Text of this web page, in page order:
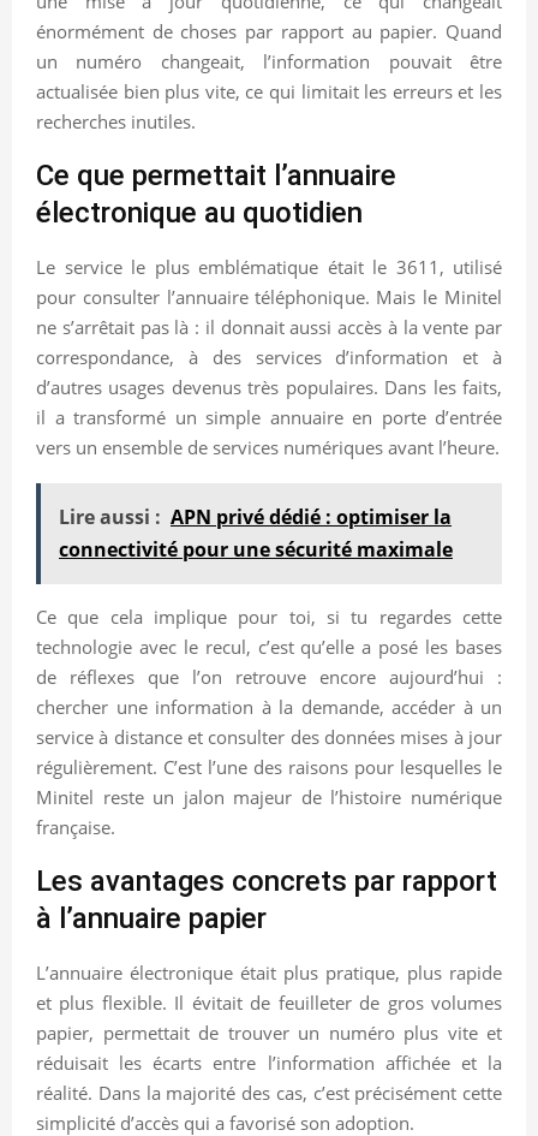
énormément de choses par rapport au papier. Quand
un numéro changeait, l’information pouvait être
actualisée bien plus vite, ce qui limitait les erreurs et les
recherches inutiles.
Ce que permettait l’annuaire
électronique au quotidien
Le service le plus emblématique était le 3611, utilisé
pour consulter l’annuaire téléphonique. Mais le Minitel
ne s’arrêtait pas là : il donnait aussi accès à la vente par
correspondance, à des services d’information et à
d’autres usages devenus très populaires. Dans les faits,
il a transformé un simple annuaire en porte d’entrée
vers un ensemble de services numériques avant l’heure.
Lire aussi : APN privé dédié : optimiser la
connectivité pour une sécurité maximale
Ce que cela implique pour toi, si tu regardes cette
technologie avec le recul, c’est qu’elle a posé les bases
de réflexes que l’on retrouve encore aujourd’hui :
chercher une information à la demande, accéder à un
service à distance et consulter des données mises à jour
régulièrement. C’est l’une des raisons pour lesquelles le
Minitel reste un jalon majeur de l’histoire numérique
française.
Les avantages concrets par rapport
à l’annuaire papier
L’annuaire électronique était plus pratique, plus rapide
et plus flexible. Il évitait de feuilleter de gros volumes
papier, permettait de trouver un numéro plus vite et
réduisait les écarts entre l’information affichée et la
réalité. Dans la majorité des cas, c’est précisément cette
simplicité d’accès qui a favorisé son adoption.